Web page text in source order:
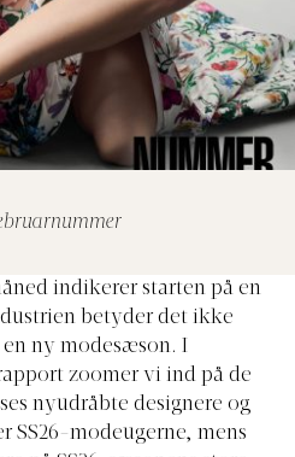
indikerer starten på en
betyder det ikke
ny modesæson. I
zoomer vi ind på de
nyudråbte designere og
SS26-modeugerne, mens